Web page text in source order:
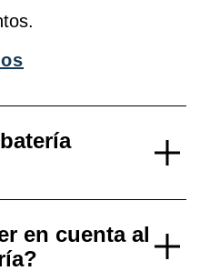
en cuenta al